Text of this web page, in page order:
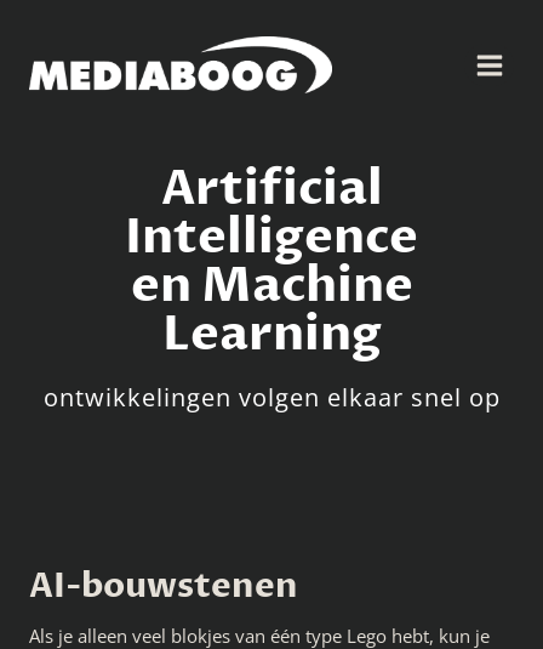
inhoud
Artificial
Intelligence
en Machine
Learning
ontwikkelingen volgen elkaar snel op
AI-bouwstenen
Als je alleen veel blokjes van één type Lego hebt, kun je